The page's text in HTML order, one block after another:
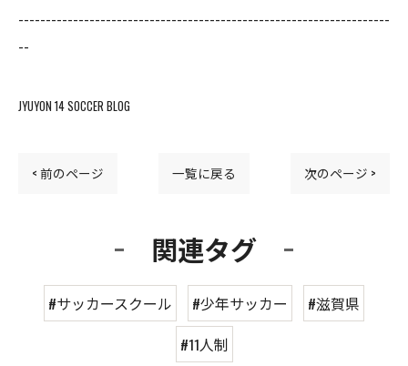
--------------------------------------------------------------------
--
JYUYON 14 SOCCER BLOG
< 前のページ 一覧に戻る 次のページ >
関連タグ
#サッカースクール #少年サッカー
#滋賀県
#11人制